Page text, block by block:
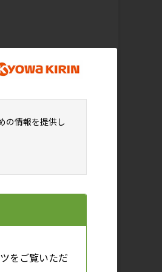
付帯条件が
出金額と
の情報を提供し
をご覧いただ